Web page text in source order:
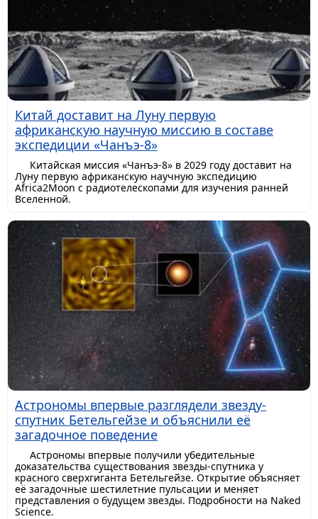
Китай доставит на Луну первую
африканскую научную миссию в составе
экспедиции «Чанъэ-8»
Китайская миссия «Чанъэ-8» в 2029 году доставит на
Луну первую африканскую научную экспедицию
Africa2Moon с радиотелескопами для изучения ранней
Вселенной.
Астрономы впервые разглядели звезду-
спутник Бетельгейзе и объяснили её
загадочное поведение
Астрономы впервые получили убедительные
доказательства существования звезды-спутника у
красного сверхгиганта Бетельгейзе. Открытие объясняет
её загадочные шестилетние пульсации и меняет
представления о будущем звезды. Подробности на Naked
Science.